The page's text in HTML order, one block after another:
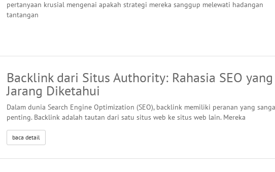
pertanyaan krusial mengenai apakah strategi mereka sanggup melewati hadangan
tantangan
Backlink dari Situs Authority: Rahasia SEO yang
Jarang Diketahui
Dalam dunia Search Engine Optimization (SEO), backlink memiliki peranan yang
penting. Backlink adalah tautan dari satu situs web ke situs web lain. Mereka
baca detail